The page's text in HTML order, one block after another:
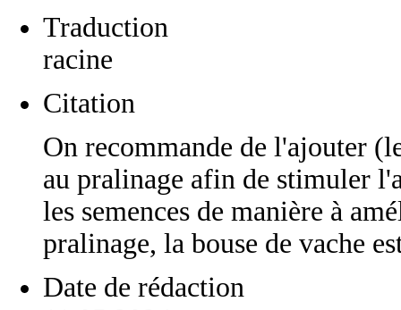
Traduction
racine
Citation
On recommande de l'ajouter
au pralinage afin de stimuler
les semences de manière à
pralinage, la bouse de vache
Date de rédaction